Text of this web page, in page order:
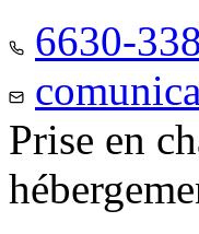
6630-
Prise en